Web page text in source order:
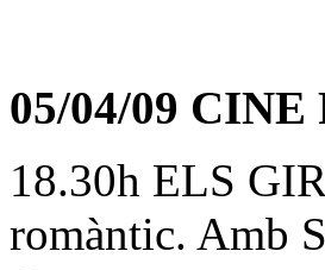
05/04/09
18.30h ELS
romàntic. Amb